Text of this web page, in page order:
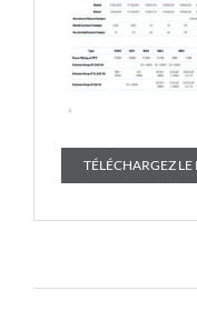
TÉLÉCHARGEZ LE